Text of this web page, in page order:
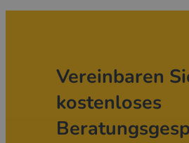
Vereinbaren
kostenloses